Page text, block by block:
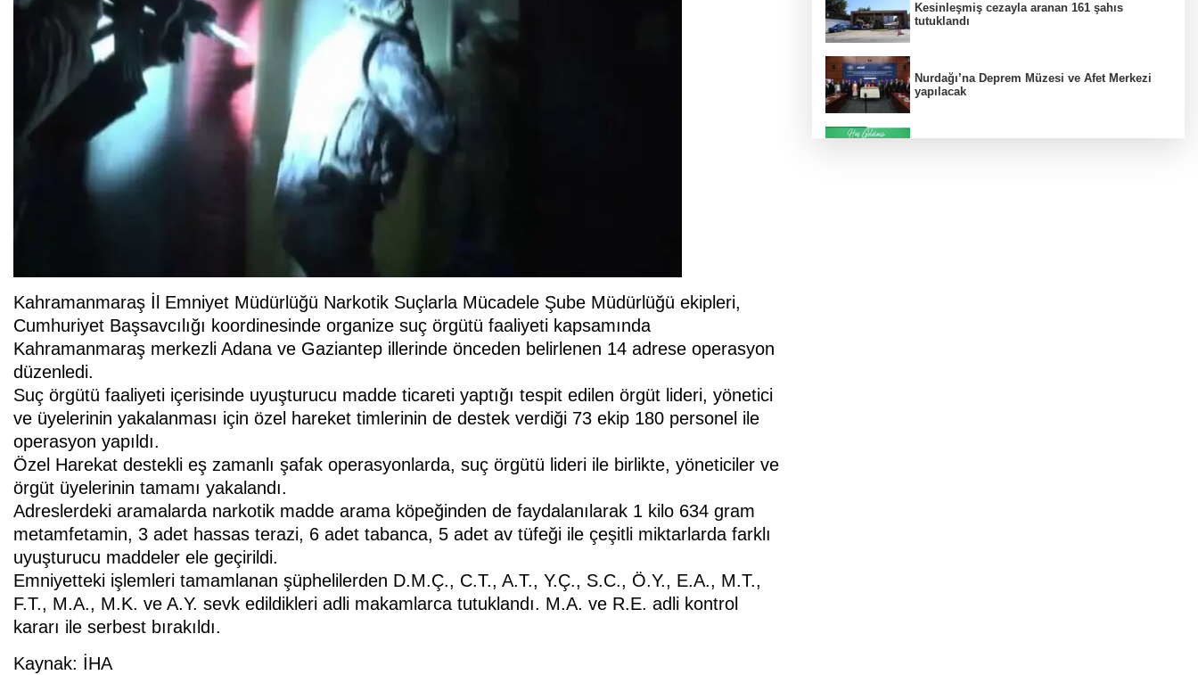
Kahramanmaraş İl Emniyet Müdürlüğü Narkotik Suçlarla Mücadele Şube Müdürlüğü ekipleri,
Cumhuriyet Başsavcılığı koordinesinde organize suç örgütü faaliyeti kapsamında
Kahramanmaraş merkezli Adana ve Gaziantep illerinde önceden belirlenen 14 adrese operasyon
düzenledi.
Suç örgütü faaliyeti içerisinde uyuşturucu madde ticareti yaptığı tespit edilen örgüt lideri, yönetici
ve üyelerinin yakalanması için özel hareket timlerinin de destek verdiği 73 ekip 180 personel ile
operasyon yapıldı.
Özel Harekat destekli eş zamanlı şafak operasyonlarda, suç örgütü lideri ile birlikte, yöneticiler ve
örgüt üyelerinin tamamı yakalandı.
Adreslerdeki aramalarda narkotik madde arama köpeğinden de faydalanılarak 1 kilo 634 gram
metamfetamin, 3 adet hassas terazi, 6 adet tabanca, 5 adet av tüfeği ile çeşitli miktarlarda farklı
uyuşturucu maddeler ele geçirildi.
Emniyetteki işlemleri tamamlanan şüphelilerden D.M.Ç., C.T., A.T., Y.Ç., S.C., Ö.Y., E.A., M.T.,
F.T., M.A., M.K. ve A.Y. sevk edildikleri adli makamlarca tutuklandı. M.A. ve R.E. adli kontrol
kararı ile serbest bırakıldı.
Kaynak: İHA
Kesinleşmiş cezayla aranan 161 şahıs
tutuklandı
Nurdağı’na Deprem Müzesi ve Afet Merkezi
yapılacak